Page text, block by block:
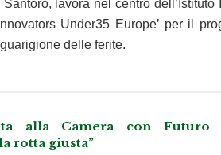
lavora nel centro
Under35 Europe’ per il
delle ferite.
alla Camera con
rotta giusta”